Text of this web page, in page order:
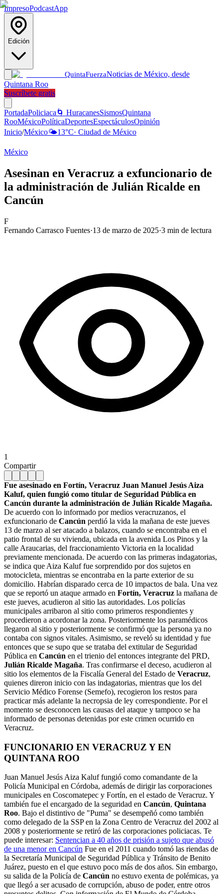
ImpresoPodcastApp
Edición
QuintaFuerzaNoticias de México, desde
Quintana Roo
Suscríbete gratis
PortadaPoliciaca 🌀 HuracanesSismosQuintana
RooMéxicoPolíticaDeportesEspectáculosOpinión
Inicio/México🌤️13°C· Ciudad de México
México
Asesinan en Veracruz a exfuncionario de
la administración de Julián Ricalde en
Cancún
F
Fernando Carrasco Fuentes·13 de marzo de 2025·3 min de lectura
1
Compartir
Fue asesinado en Fortín, Veracruz Juan Manuel Jesús Aiza
Kaluf, quien fungió como titular de Seguridad Pública en
Cancún durante la administración de Julián Ricalde Magaña.
De acuerdo con lo informado por medios veracruzanos, el
exfuncionario de Cancún perdió la vida la mañana de este jueves
13 de marzo al ser atacado a balazos, cuando se encontraba en el
patio frontal de su vivienda, ubicada en la avenida Los Pinos y la
calle Araucarias, del fraccionamiento Victoria en la localidad
previamente mencionada. De acuerdo con las primeras indagatorias,
se indica que Aiza Kaluf fue sorprendido por dos sujetos en
motocicleta, mientras se encontraba en la parte exterior de su
domicilio. Habrían disparado cerca de 10 impactos de bala. Una vez
que se reportó un ataque armado en Fortín, Veracruz la mañana de
este jueves, acudieron al sitio las autoridades. Los policías
municipales arribaron al sitio como primeros respondientes y
procedieron a acordonar la zona. Posteriormente los paramédicos
llegaron al sitio y posteriormente se confirmó que la persona ya no
contaba con signos vitales. Asimismo, se reveló su identidad y fue
entonces que se supo que se trataba del extitular de Seguridad
Pública en Cancún en el trienio del entonces integrante del PRD,
Julián Ricalde Magaña. Tras confirmarse el deceso, acudieron al
sitio los elementos de la Fiscalía General del Estado de Veracruz,
quienes direron inicio con las indagatorias, mientras que los del
Servicio Médico Forense (Semefo), recogieron los restos para
practicar más adelante la necropsia de ley correspondiente. Por el
momento se desconocen las causas del ataque y tampoco se ha
informado de personas detenidas por este crimen ocurrido en
Veracruz.
FUNCIONARIO EN VERACRUZ Y EN
QUINTANA ROO
Juan Manuel Jesús Aiza Kaluf fungió como comandante de la
Policía Municipal en Córdoba, además de dirigir las corporaciones
municipales en Coscomatepec y Fortín, en el estado de Veracruz. Y
también fue el encargado de la seguridad en Cancún, Quintana
Roo. Bajo el distintivo de "Puma" se desempeñó como también
como delegado de la SSP en la Zona Centro de Veracruz del 2002 al
2008 y posteriormente se retiró de las corporaciones policiacas. Te
puede interesar: Sentencian a 40 años de prisión a sujeto que abusó
de una menor en Cancún Fue en el 2011 cuando tomó las riendas de
la Secretaría Municipal de Seguridad Pública y Tránsito de Benito
Juárez, puesto en el que estuvo poco más de dos años. Sin embargo,
su salida de la Policía de Cancún no estuvo exenta de polémicas, ya
que llegó a ser acusado de corrupción, abuso de poder, entre otros